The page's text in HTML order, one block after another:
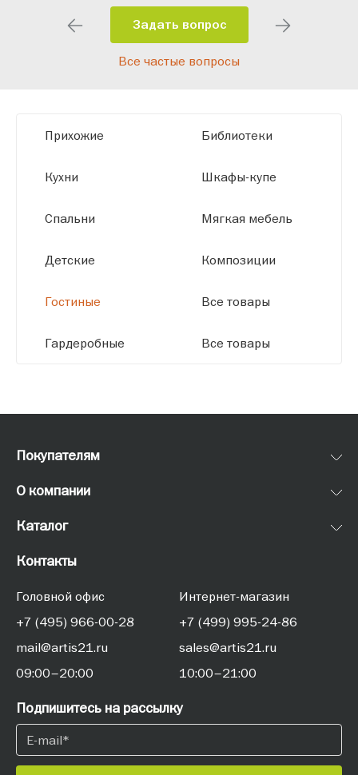
помещения и личные пожелания.
Благодаря современному
высокотехнологичному оборудованию
размерам.
Задать вопрос
Все частые вопросы
Прихожие
Кухни
Спальни
Детские
Гостиные
Гардеробные
Библиотеки
Шкафы-купе
Мягкая мебель
Композиции
Все товары
Все товары
Покупателям
О компании
Каталог
Контакты
Головной офис
+7 (495) 966-00-28
mail@artis21.ru
09:00–20:00
Интернет-магазин
+7 (499) 995-24-86
sales@artis21.ru
10:00–21:00
Подпишитесь на рассылку